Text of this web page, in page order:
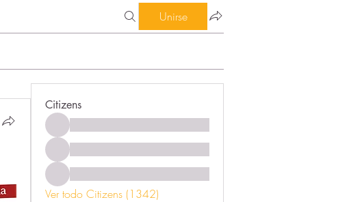
Unirse
Citizens
Ver todo Citizens (1342)